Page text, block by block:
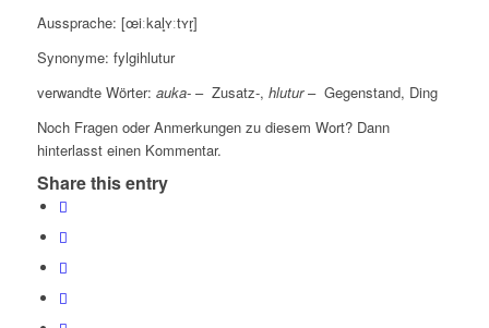
Aussprache: [œiːkal̥ʏːtʏr̥]
Synonyme: fylgihlutur
verwandte Wörter: auka- – Zusatz-, hlutur– Gegenstand, Ding
Noch Fragen oder Anmerkungen zu diesem Wort? Dann
hinterlasst einen Kommentar.
Share this entry